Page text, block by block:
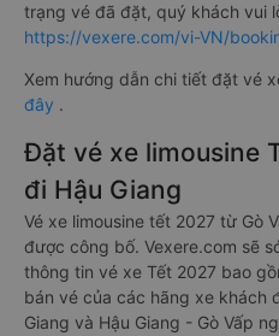
trạng vé đã đặt, quý khách vui
https://vexere.com/vi-VN/
Xem hướng dẫn chi tiết đặt vé
đây .
Đặt vé xe limousine
đi Hậu Giang
Vé xe limousine tết 2027 từ Gò
được công bố. Vexere.com sẽ
thông tin vé xe Tết 2027 bao
bán vé của các hãng xe khách
Giang và Hậu Giang - Gò Vấp